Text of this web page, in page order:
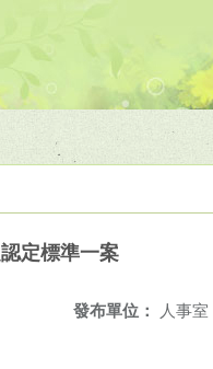
定標準一案
發布單位： 人事室